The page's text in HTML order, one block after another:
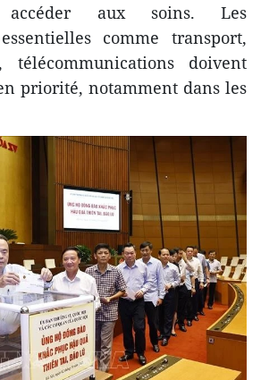
aux soins. Les
comme transport,
télécommunications doivent
priorité, notamment dans les